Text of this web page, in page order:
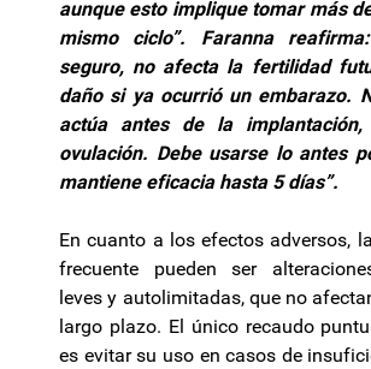
aunque esto implique tomar más
mismo ciclo”. Faranna
seguro, no afecta la fertilidad
daño si ya ocurrió un embarazo.
actúa antes de la
ovulación. Debe usarse lo antes
mantiene eficacia hasta 5 días”.
En cuanto a los efectos adversos,
frecuente pueden ser
leves y autolimitadas, que no
largo plazo. El único recaudo
es evitar su uso en casos de